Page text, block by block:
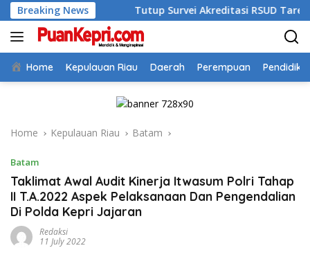
Skip
to
content
Breaking NewsTutup Survei Akreditasi RSUD Tarempa, Bupati
Home Kepulauan Riau Daerah Perempuan
Home Kepulauan Riau Batam
Batam
Taklimat Awal Audit Kinerja Itwasum Polri Tahap
II T.A.2022 Aspek Pelaksanaan Dan Pengendalian
Di Polda Kepri Jajaran
Redaksi
11 July 2022